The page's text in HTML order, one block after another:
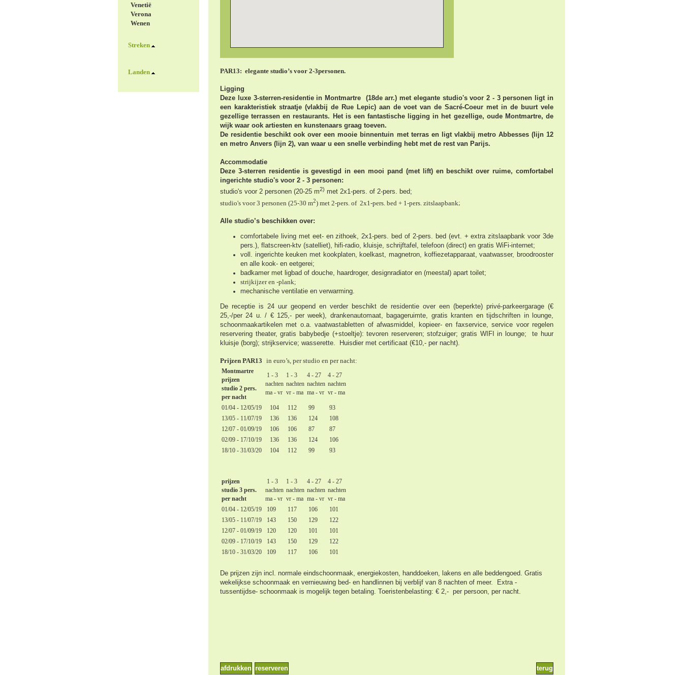
Venetië
Verona
Wenen
Streken
Landen PAR13: elegante studio’s voor 2-3personen.
Ligging
Deze luxe 3-sterren-residentie in Montmartre (18de arr.) met elegante studio's voor 2 - 3 personen ligt in
een karakteristiek straatje (vlakbij de Rue Lepic) aan de voet van de Sacré-Coeur met in de buurt vele
gezellige terrassen en restaurants. Het is een fantastische ligging in het gezellige, oude Montmartre, de
wijk waar ook artiesten en kunstenaars graag toeven.
De residentie beschikt ook over een mooie binnentuin met terras en ligt vlakbij metro Abbesses (lijn 12
en metro Anvers (lijn 2), van waar u een snelle verbinding hebt met de rest van Parijs.
Accommodatie
Deze 3-sterren residentie is gevestigd in een mooi pand (met lift) en beschikt over ruime, comfortabel
ingerichte studio's voor 2 - 3 personen:
studio's voor 2 personen (20-25 m2) met 2x1-pers. of 2-pers. bed;
studio's voor 3 personen (25-30 m2) met 2-pers. of 2x1-pers. bed + 1-pers. zitslaapbank;
Alle studio’s beschikken over:
comfortabele living met eet- en zithoek, 2x1-pers. bed of 2-pers. bed (evt. + extra zitslaapbank voor 3de
pers.), flatscreen-ktv (satelliet), hifi-radio, kluisje, schrijftafel, telefoon (direct) en gratis WiFi-internet;
voll. ingerichte keuken met kookplaten, koelkast, magnetron, koffiezetapparaat, vaatwasser, broodrooster
en alle kook- en eetgerei;
badkamer met ligbad of douche, haardroger, designradiator en (meestal) apart toilet;
strijkijzer en -plank;
mechanische ventilatie en verwarming.
De receptie is 24 uur geopend en verder beschikt de residentie over een (beperkte) privé-parkeergarage (€
25,-/per 24 u. / € 125,- per week), drankenautomaat, bagageruimte, gratis kranten en tijdschriften in lounge,
schoonmaakartikelen met o.a. vaatwastabletten of afwasmiddel, kopieer- en faxservice, service voor regelen
reservering theater, gratis babybedje (+stoeltje): tevoren reserveren; stofzuiger; gratis WIFI in lounge;te huur
kluisje (borg); strijkservice; wasserette. Huisdier met certificaat (€10,- per nacht).
Prijzen PAR13 in euro’s, per studio en per nacht:
Montmartre
prijzen
studio 2 pers.
per nacht
1 - 3
nachten
ma - vr
1 - 3
nachten
vr - ma
4 - 27
nachten
ma - vr
4 - 27
nachten
vr - ma
01/04 - 12/05/19 104 112 99
93
13/05 - 11/07/19
136 136 124
108
12/07 - 01/09/19
106 106 87
87
02/09 - 17/10/19
136 136 124
106
18/10 - 31/03/20
104 112 99 93
prijzen
studio 3 pers.
per nacht
1 - 3
nachten
ma - vr
1 - 3
nachten
vr - ma
4 - 27
nachten
ma - vr
4 - 27
nachten
vr - ma
01/04 - 12/05/19
109 117 106
101
13/05 - 11/07/19
143 150 129
122
12/07 - 01/09/19
120 120 101
101
02/09 - 17/10/19
143 150 129
122
18/10 - 31/03/20
109 117 106 101
De prijzen zijn incl. normale eindschoonmaak, energiekosten, handdoeken, lakens en alle beddengoed. Gratis
wekelijkse schoonmaak en vernieuwing bed- en handlinnen bij verblijf van 8 nachten of meer. Extra -
tussentijdse- schoonmaak is mogelijk tegen betaling. Toeristenbelasting: € 2,- per persoon, per nacht.